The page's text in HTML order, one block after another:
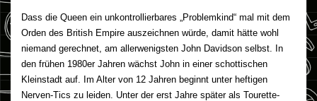
Dass die Queen ein unkontrollierbares „Problemkind“ mal mit dem
Orden des British Empire auszeichnen würde, damit hätte wohl
niemand gerechnet, am allerwenigsten John Davidson selbst. In
den frühen 1980er Jahren wächst John in einer schottischen
Kleinstadt auf. Im Alter von 12 Jahren beginnt unter heftigen
Nerven-Tics zu leiden. Unter der erst Jahre später als Tourette-